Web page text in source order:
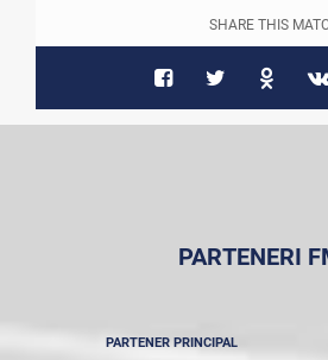
SHARE THIS
PARTENERI
PARTENER PRINCIPAL